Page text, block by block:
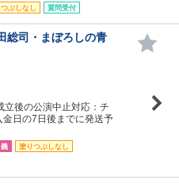
ぶしなし 質問受付
総司・まぼろしの青
後の公演中止対応：チ
日の7日後までに発送予
塗りつぶしなし